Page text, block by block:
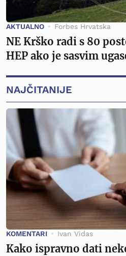
AKTUALNO Forbes Hrvatska
NE Krško radi s 80
HEP ako je sasvim
NAJČITANIJE
KOMENTARI Ivan Vidas
Kako ispravno dati